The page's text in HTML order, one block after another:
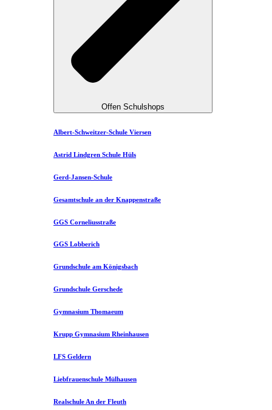
Offen Schulshops
Albert-Schweitzer-Schule Viersen
Astrid Lindgren Schule Hüls
Gerd-Jansen-Schule
Gesamtschule an der Knappenstraße
GGS Corneliusstraße
GGS Lobberich
Grundschule am Königsbach
Grundschule Gerschede
Gymnasium Thomaeum
Krupp Gymnasium Rheinhausen
LFS Geldern
Liebfrauenschule Mülhausen​
Realschule An der Fleuth